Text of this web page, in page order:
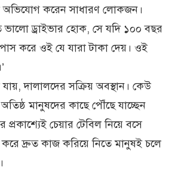
অভিযোগ করেন সাধারণ লোকজন।
ড্রাইভার হোক, সে যদি ১০০ বছর
করে ওই যে যারা টাকা দেয়। ওই
যায়, দালালদের সক্রিয় অবস্থান। কেউ
মানুষদের কাছে পৌঁছে যাচ্ছেন
চেয়ার টেবিল নিয়ে বসে
দ্রুত কাজ করিয়ে নিতে মানুষই চলে